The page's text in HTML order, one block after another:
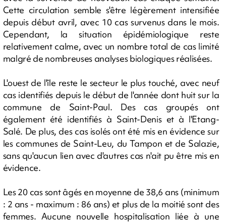
Cette circulation semble s'être légèrement intensifiée
depuis début avril, avec 10 cas survenus dans le mois.
Cependant, la situation épidémiologique reste
relativement calme, avec un nombre total de cas limité
malgré de nombreuses analyses biologiques réalisées.
L'ouest de l'île reste le secteur le plus touché, avec neuf
cas identifiés depuis le début de l'année dont huit sur la
commune de Saint-Paul. Des cas groupés ont
également été identifiés à Saint-Denis et à l'Etang-
Salé. De plus, des cas isolés ont été mis en évidence sur
les communes de Saint-Leu, du Tampon et de Salazie,
sans qu'aucun lien avec d'autres cas n'ait pu être mis en
évidence.
Les 20 cas sont âgés en moyenne de 38,6 ans (minimum
: 2 ans - maximum : 86 ans) et plus de la moitié sont des
femmes. Aucune nouvelle hospitalisation liée à une